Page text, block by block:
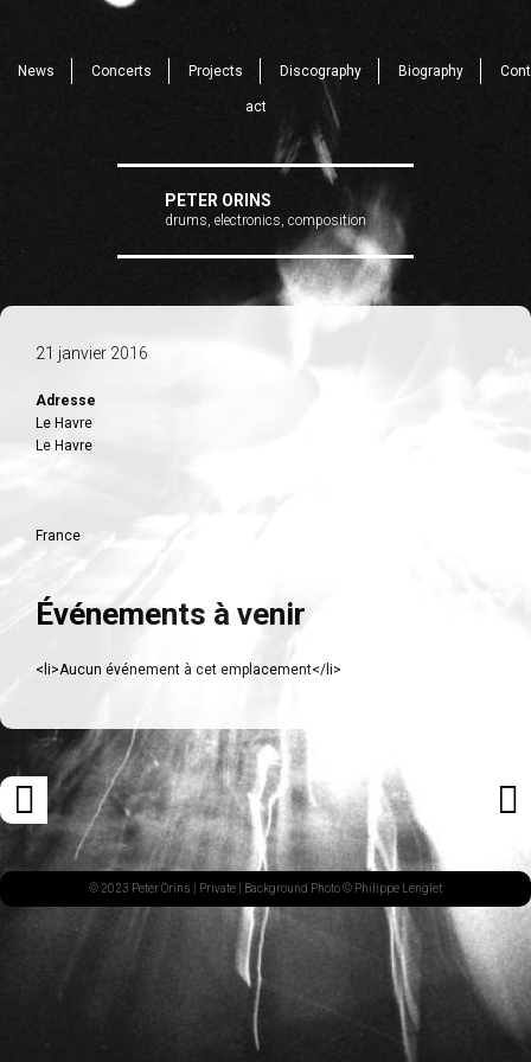
News Concerts Projects Discography Biography Cont
act
PETER ORINS
drums, electronics, composition
21 janvier 2016
Adresse
Le Havre
Le Havre
France
Événements à venir
<li>Aucun événement à cet emplacement</li>
Navigation
des
articles
ARTICLE
PRÉCÉDENT© 2023 Peter Orins | Private | Background Photo © Philippe Lenglet